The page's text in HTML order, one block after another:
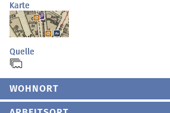
Karte
Quelle
WOHNORT